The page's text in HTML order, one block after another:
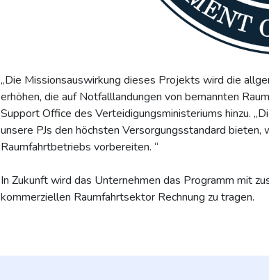
„Die Missionsauswirkung dieses Projekts wird die
erhöhen, die auf Notfalllandungen von bemannten
Support Office des Verteidigungsministeriums hinzu.
unsere PJs den höchsten Versorgungsstandard
Raumfahrtbetriebs vorbereiten. “
In Zukunft wird das Unternehmen das Programm mit
kommerziellen Raumfahrtsektor Rechnung zu tragen.